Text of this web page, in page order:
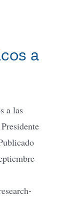
a
a las